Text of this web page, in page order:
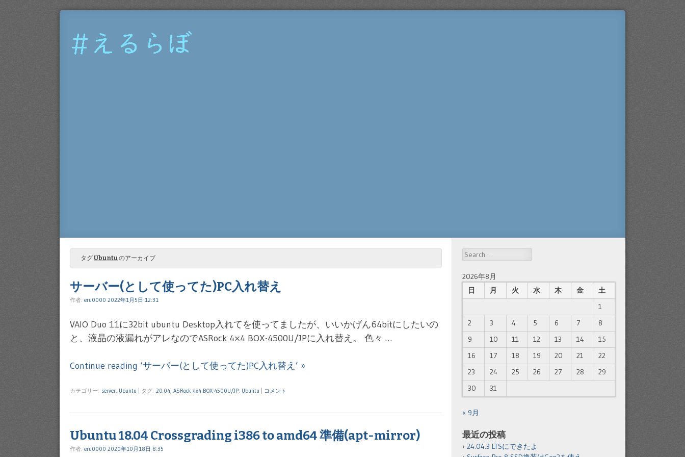
え
タグUbuntuのアーカイブ
サーバー(として使ってた)PC入れ替え
作者: eru0000 2022年1月5日 12:31
VAIO Duo 11に32bit ubuntu Desktop入れてを使ってましたが、いいかげん64bitにしたいの
と、液晶の液漏れがアレなのでASRock 4×4 BOX-4500U/JPに入れ替え。 色々 …
Continue reading ‘サーバー(として使ってた)PC入れ替え’ »
カテゴリー: server, Ubuntu タグ: 20.04, ASRock 4x4 BOX-4500U/JP, Ubuntu コメント
Ubuntu 18.04 Crossgrading i386 to amd64 準備(apt-mirror)
作者: eru0000 2020年10月18日 8:35
Search
2026年8月
日
月 火 水 木 金
土
1
2
3 4 5 6 7
8
9
10 11 12 13 14
15
16
17 18 19 20 21
22
23
24 25 26 27 28
29
30
31
« 9月
最近の投稿
24.04.3 LTSにできたよ